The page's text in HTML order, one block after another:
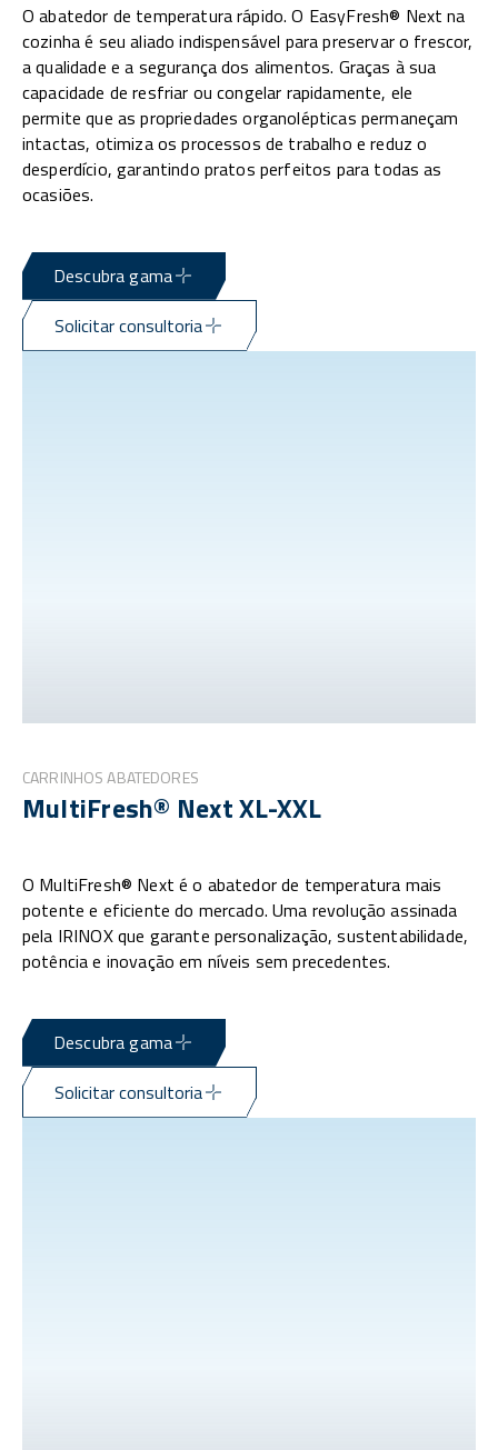
O abatedor de temperatura rápido. O EasyFresh® Next na
cozinha é seu aliado indispensável para preservar o frescor,
a qualidade e a segurança dos alimentos. Graças à sua
capacidade de resfriar ou congelar rapidamente, ele
permite que as propriedades organolépticas permaneçam
intactas, otimiza os processos de trabalho e reduz o
desperdício, garantindo pratos perfeitos para todas as
ocasiões.
Descubra gama
Solicitar consultoria
CARRINHOS ABATEDORES
MultiFresh® Next XL-XXL
O MultiFresh® Next é o abatedor de temperatura mais
potente e eficiente do mercado. Uma revolução assinada
pela IRINOX que garante personalização, sustentabilidade,
potência e inovação em níveis sem precedentes.
Descubra gama
Solicitar consultoria